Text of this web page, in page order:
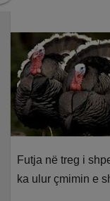
Futja në treg i
ka ulur çmimin e